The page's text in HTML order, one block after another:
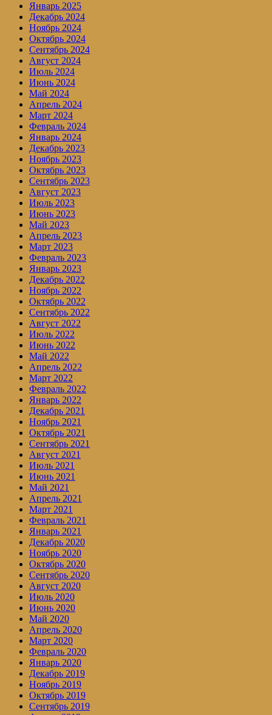
Январь 2025
Декабрь 2024
Ноябрь 2024
Октябрь 2024
Сентябрь 2024
Август 2024
Июль 2024
Июнь 2024
Май 2024
Апрель 2024
Март 2024
Февраль 2024
Январь 2024
Декабрь 2023
Ноябрь 2023
Октябрь 2023
Сентябрь 2023
Август 2023
Июль 2023
Июнь 2023
Май 2023
Апрель 2023
Март 2023
Февраль 2023
Январь 2023
Декабрь 2022
Ноябрь 2022
Октябрь 2022
Сентябрь 2022
Август 2022
Июль 2022
Июнь 2022
Май 2022
Апрель 2022
Март 2022
Февраль 2022
Январь 2022
Декабрь 2021
Ноябрь 2021
Октябрь 2021
Сентябрь 2021
Август 2021
Июль 2021
Июнь 2021
Май 2021
Апрель 2021
Март 2021
Февраль 2021
Январь 2021
Декабрь 2020
Ноябрь 2020
Октябрь 2020
Сентябрь 2020
Август 2020
Июль 2020
Июнь 2020
Май 2020
Апрель 2020
Март 2020
Февраль 2020
Январь 2020
Декабрь 2019
Ноябрь 2019
Октябрь 2019
Сентябрь 2019